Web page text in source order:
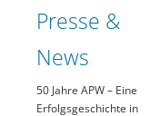
Presse &
News
50 Jahre APW – Eine
Erfolgsgeschichte in